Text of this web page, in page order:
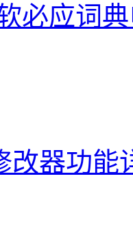
必应词
改器功能